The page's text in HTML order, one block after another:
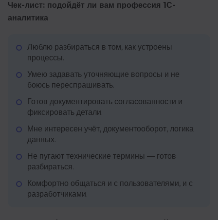
Чек-лист: подойдёт ли вам профессия 1С-
аналитика
Люблю разбираться в том, как устроены
процессы.
Умею задавать уточняющие вопросы и не
боюсь переспрашивать.
Готов документировать согласованности и
фиксировать детали.
Мне интересен учёт, документооборот, логика
данных.
Не пугают технические термины — готов
разбираться.
Комфортно общаться и с пользователями, и с
разработчиками.